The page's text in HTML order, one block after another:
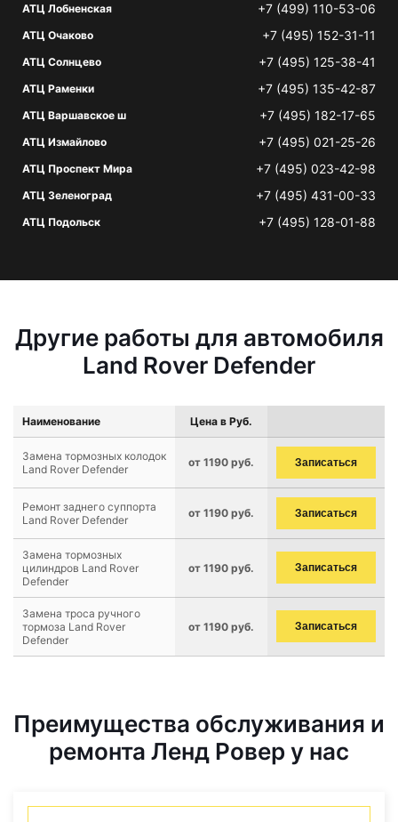
АТЦ Лобненская +7 (499) 110-53-06
АТЦ Очаково +7 (495) 152-31-11
АТЦ Солнцево +7 (495) 125-38-41
АТЦ Раменки +7 (495) 135-42-87
АТЦ Варшавское ш +7 (495) 182-17-65
АТЦ Измайлово +7 (495) 021-25-26
АТЦ Проспект Мира +7 (495) 023-42-98
АТЦ Зеленоград +7 (495) 431-00-33
АТЦ Подольск +7 (495) 128-01-88
Другие работы для автомобиля
Land Rover Defender
Наименование Цена в Руб.
Замена тормозных колодок
Land Rover Defender
от 1190 руб. Записаться
Ремонт заднего суппорта
Land Rover Defender
от 1190 руб. Записаться
Замена тормозных
цилиндров Land Rover
Defender
от 1190 руб. Записаться
Замена троса ручного
тормоза Land Rover
Defender
от 1190 руб. Записаться
Преимущества обслуживания и
ремонта Ленд Ровер у нас